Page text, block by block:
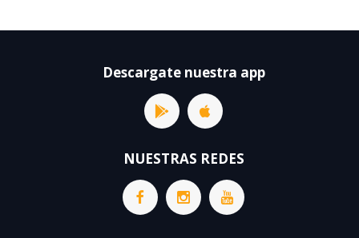
Descargate nuestra app
NUESTRAS REDES